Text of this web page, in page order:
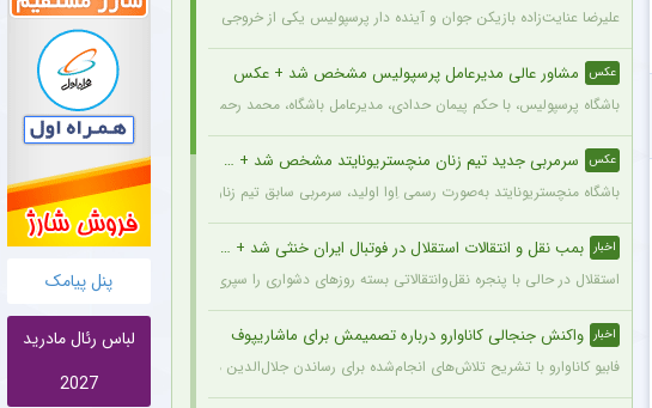
پنل پیامک
لباس رئال مادرید
2027
علیرضا عنایت‌زاده بازیکن جوان و آینده دار پرسپولیس یکی از خروجی های احتمالی باشگاه به شمار می رود.
عکس مشاور عالی مدیرعامل پرسپولیس مشخص شد + عکس
باشگاه پرسپولیس، با حکم پیمان حدادی، مدیرعامل باشگاه، محمد رحمان سالاری به عنوان مشاور عالی
عکس سرمربی جدید تیم زنان منچستریونایتد مشخص شد + عکس
باشگاه منچستریونایتد به‌صورت رسمی اِوا اولید، سرمربی سابق تیم زنان هارتس، را به‌عنوان سرمربی جدید
اخبار بمب نقل و انتقالات استقلال در فوتبال ایران خنثی شد + جزئیات
استقلال در حالی با پنجره نقل‌وانتقالاتی بسته روزهای دشواری را سپری می‌کند که در همین شرایط، نام
اخبار واکنش جنجالی کاناوارو درباره تصمیمش برای ماشاریپوف
فابیو کاناوارو با تشریح تلاش‌های انجام‌شده برای رساندن جلال‌الدین ماشاریپوف به جام جهانی تأکید